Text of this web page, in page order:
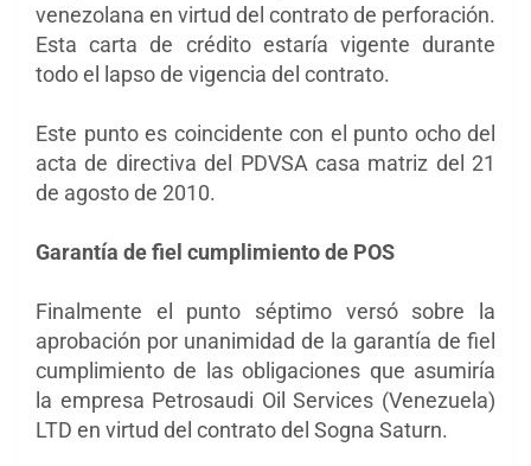
venezolana en virtud del contrato de perforación.
Esta carta de crédito estaría vigente durante
todo el lapso de vigencia del contrato.
Este punto es coincidente con el punto ocho del
acta de directiva del PDVSA casa matriz del 21
de agosto de 2010.
Garantía de fiel cumplimiento de POS
Finalmente el punto séptimo versó sobre la
aprobación por unanimidad de la garantía de fiel
cumplimiento de las obligaciones que asumiría
la empresa Petrosaudi Oil Services (Venezuela)
LTD en virtud del contrato del Sogna Saturn.